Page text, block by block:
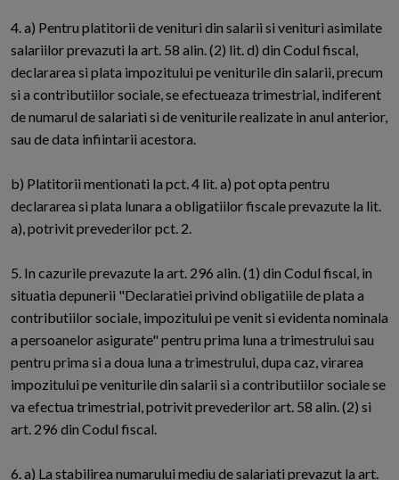
4. a) Pentru platitorii de venituri din salarii si venituri asimilate
salariilor prevazuti la art. 58 alin. (2) lit. d) din Codul fiscal,
declararea si plata impozitului pe veniturile din salarii, precum
si a contributiilor sociale, se efectueaza trimestrial, indiferent
de numarul de salariati si de veniturile realizate in anul anterior,
sau de data infiintarii acestora.
b) Platitorii mentionati la pct. 4 lit. a) pot opta pentru
declararea si plata lunara a obligatiilor fiscale prevazute la lit.
a), potrivit prevederilor pct. 2.
5. In cazurile prevazute la art. 296 alin. (1) din Codul fiscal, in
situatia depunerii "Declaratiei privind obligatiile de plata a
contributiilor sociale, impozitului pe venit si evidenta nominala
a persoanelor asigurate" pentru prima luna a trimestrului sau
pentru prima si a doua luna a trimestrului, dupa caz, virarea
impozitului pe veniturile din salarii si a contributiilor sociale se
va efectua trimestrial, potrivit prevederilor art. 58 alin. (2) si
art. 296 din Codul fiscal.
6. a) La stabilirea numarului mediu de salariati prevazut la art.